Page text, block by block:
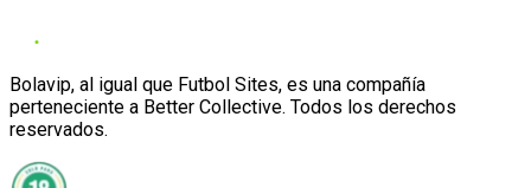
Bolavip, al igual que Futbol Sites, es una compañía
perteneciente a Better Collective. Todos los derechos
reservados.